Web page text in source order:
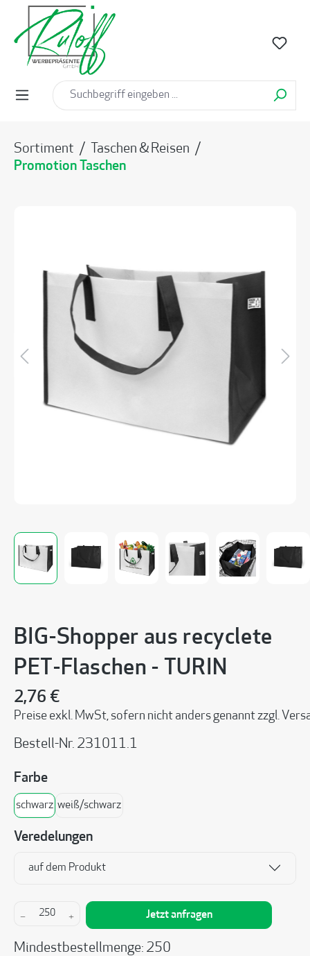
springen
Sortiment / Taschen & Reisen /
Promotion Taschen
BIG-Shopper aus recyclete
PET-Flaschen - TURIN
2,76 €
Preise exkl. MwSt, sofern nicht anders genannt zzgl.
Bestell-Nr. 231011.1
Farbeauswählen
schwarz weiß/schwarz
Veredelungen
auf dem Produkt
Produkt Anzahl: Gib den gewünschten Wert
Jetzt anfragen
Mindestbestellmenge: 250